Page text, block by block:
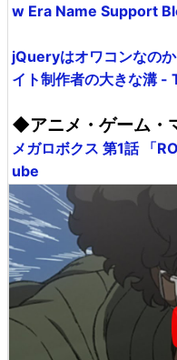
w Era Name Support
jQueryはオワコンなの
イト制作者の大きな溝
◆アニメ・ゲーム・
メガロボクス 第1話 「
ube